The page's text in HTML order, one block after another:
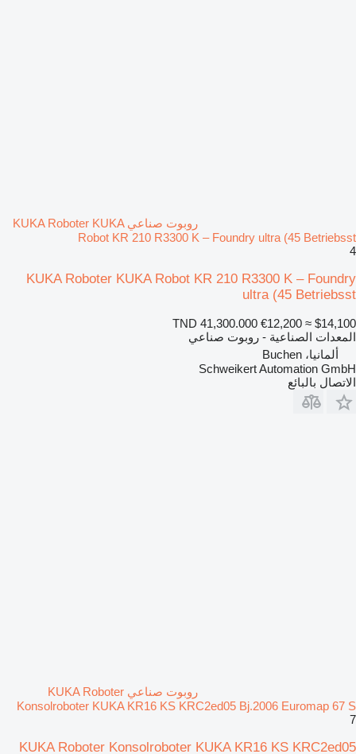
روبوت صناعي KUKA Roboter KUKA
Robot KR 210 R3300 K – Foundry ultra (45 Betriebsst
4
KUKA Roboter KUKA Robot KR 210 R3300 K – Foundry
ultra (45 Betriebsst
TND 41,300.000 €12,200 ≈ $14,100
المعدات الصناعية - روبوت صناعي
ألمانيا، Buchen
Schweikert Automation GmbH
الاتصال بالبائع
روبوت صناعي KUKA Roboter
Konsolroboter KUKA KR16 KS KRC2ed05 Bj.2006 Euromap 67 S
7
KUKA Roboter Konsolroboter KUKA KR16 KS KRC2ed05